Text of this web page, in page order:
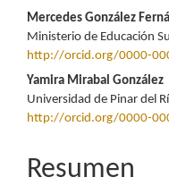
Mercedes González
Ministerio de Educación
http://orcid.org/0000-
Yamira Mirabal González
Universidad de Pinar del
http://orcid.org/0000-
Resumen